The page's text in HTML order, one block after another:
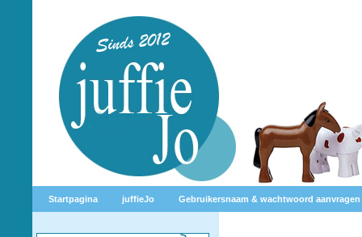
Startpagina juffieJo Gebruikersnaam & wachtwoord aanvragen